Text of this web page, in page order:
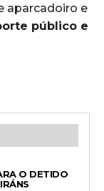
aparcadoiro e
público e
O DETIDO